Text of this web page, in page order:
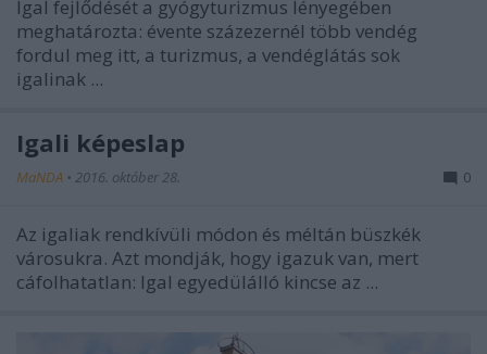
Igal fejlődését a gyógyturizmus lényegében
meghatározta: évente százezernél több vendég
fordul meg itt, a turizmus, a vendéglátás sok
igalinak ...
Igali képeslap
MaNDA • 2016. október 28. 0
Az igaliak rendkívüli módon és méltán büszkék
városukra. Azt mondják, hogy igazuk van, mert
cáfolhatatlan: Igal egyedülálló kincse az ...